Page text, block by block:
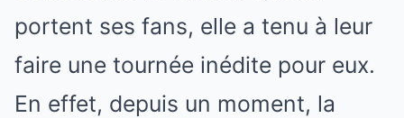
portent ses fans, elle a tenu à leur
faire une tournée inédite pour eux.
En effet, depuis un moment, la